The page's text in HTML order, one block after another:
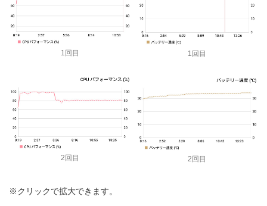
1回目 1回目
2回目 2回目
※クリックで拡大できます。